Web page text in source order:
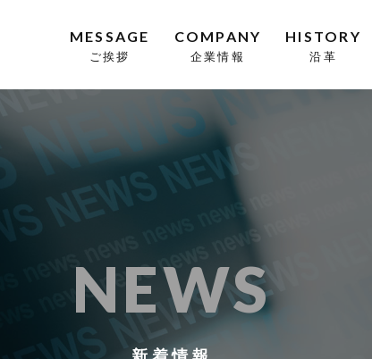
MESSAGE
ご挨拶
COMPANY
企業情報
HISTORY
沿革
NEWS